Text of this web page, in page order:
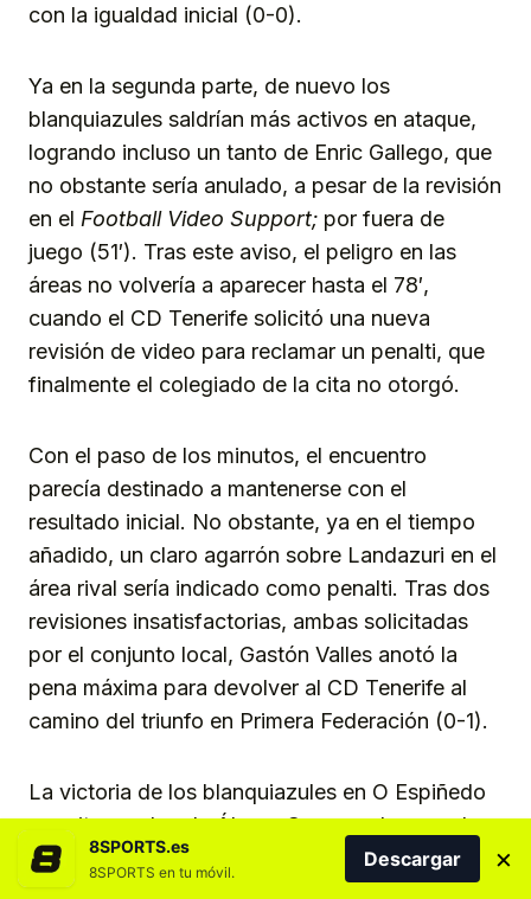
con la igualdad inicial (0-0).
Ya en la segunda parte, de nuevo los
blanquiazules saldrían más activos en ataque,
logrando incluso un tanto de Enric Gallego, que
no obstante sería anulado, a pesar de la revisión
en el Football Video Support; por fuera de
juego (51′). Tras este aviso, el peligro en las
áreas no volvería a aparecer hasta el 78′,
cuando el CD Tenerife solicitó una nueva
revisión de video para reclamar un penalti, que
finalmente el colegiado de la cita no otorgó.
Con el paso de los minutos, el encuentro
parecía destinado a mantenerse con el
resultado inicial. No obstante, ya en el tiempo
añadido, un claro agarrón sobre Landazuri en el
área rival sería indicado como penalti. Tras dos
revisiones insatisfactorias, ambas solicitadas
por el conjunto local, Gastón Valles anotó la
pena máxima para devolver al CD Tenerife al
camino del triunfo en Primera Federación (0-1).
La victoria de los blanquiazules en O Espiñedo
permite que los de Álvaro Cervera alcancen los
57 puntos en la tabla clasificatoria, manteniendo
su ventaja de nueve puntos como líder del
8SPORTS.es
8SPORTS en tu móvil.
Descargar ×